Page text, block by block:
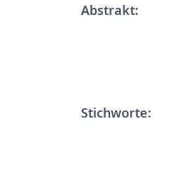
Abstrakt:
Stichworte: